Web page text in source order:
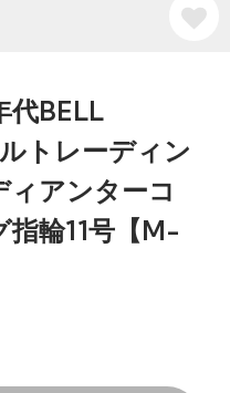
代BELL
トレーディン
アンターコ
輪11号【M-